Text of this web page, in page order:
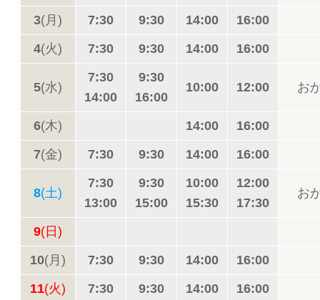
3(月) 7:30 9:30 14:00
16:00
4(火) 7:30 9:30 14:00 16:00
5(水)
7:30
14:00
9:30
16:00
10:00 12:00 お
6(木) 14:00
16:00
7(金) 7:30 9:30 14:00 16:00
8(土)
7:30
13:00
9:30
15:00
10:00
15:30
12:00
17:30
お
9(日)
10(月) 7:30 9:30 14:00
16:00
11(火) 7:30 9:30 14:00 16:00